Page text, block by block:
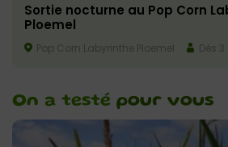
Sortie nocturne au Pop Corn
Ploemel
Pop Corn Labyrinthe Ploemel Dès 3
On a testé pour vous